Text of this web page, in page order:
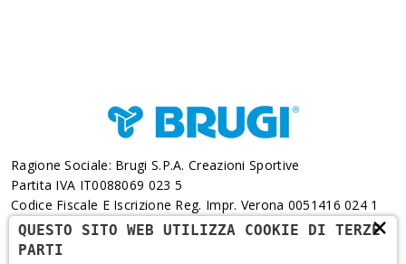
Ragione Sociale: Brugi S.p.A. Creazioni Sportive
Partita IVA IT0088069 023 5
Codice Fiscale E Iscrizione Reg. Impr. Verona 0051416 024 1
REA 166179 Verona -Cap. Soc. € 10.000.000 I.v. - Posiz.
Meccanogr. VR 002505
×
QUESTO SITO WEB UTILIZZA COOKIE DI TERZE
PARTI